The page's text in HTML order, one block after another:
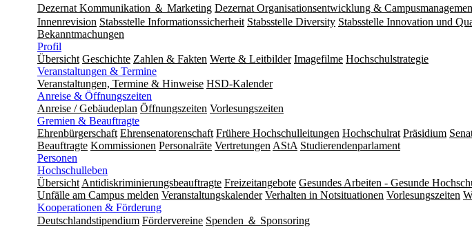
Dezernat Kommunikation ＆ Marketing Dezernat Organisationsentwicklung &
Innenrevision Stabsstelle In­for­ma­ti­ons­sicher­heit Stabsstelle Diversity Stabsstelle Innovation und
Bekanntmachungen
Profil
Übersicht Geschichte Zahlen & Fakten Werte & Leitbilder Imagefilme Hochschulstrategie
Veranstaltungen & Termine
Veranstaltungen, Termine & Hinweise HSD-Kalender
Anreise & Öffnungszeiten
Anreise / Gebäudeplan Öffnungszeiten Vorlesungszeiten
Gremien & Beauftragte
Ehrenbürgerschaft Ehrensenatorenschaft Frühere Hochschulleitungen Hochschulrat Präsidium
Beauftragte Kommissionen Personalräte Vertretungen AStA Studierendenparlament
Personen
Hochschulleben
Übersicht Antidiskriminierungsbeauftragte Freizeitangebote Gesundes Arbeiten - Gesunde
Unfälle am Campus melden Veranstaltungskalender Verhalten in Notsituationen Vorlesungszeiten
Kooperationen & Förderung
Deutschlandstipendium Fördervereine Spenden ＆ Sponsoring